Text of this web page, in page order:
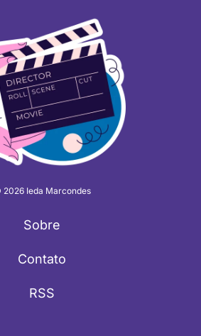
2026 Ieda Marcondes
Sobre
Contato
RSS